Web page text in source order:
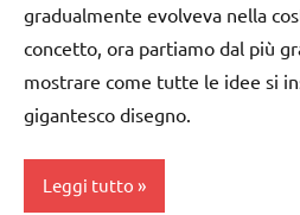
TUTTI GLI
ARTICOLI
Universo
nomenclature
Montessori
STORIA
ARGOMENTI
PER ETA'
COSMICA
GUIDA
MONTESSORI
la
Preistoria
gradualmente evolveva nella
concetto, ora partiamo dal più
mostrare come tutte le idee si
gigantesco disegno.
Leggi tutto